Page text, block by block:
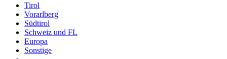
Tirol
Vorarlberg
Südtirol
Schweiz und FL
Europa
Sonstige